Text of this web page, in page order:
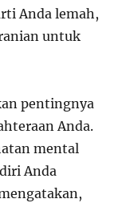
Anda lemah,
untuk
pentingnya
Anda.
mental
Anda